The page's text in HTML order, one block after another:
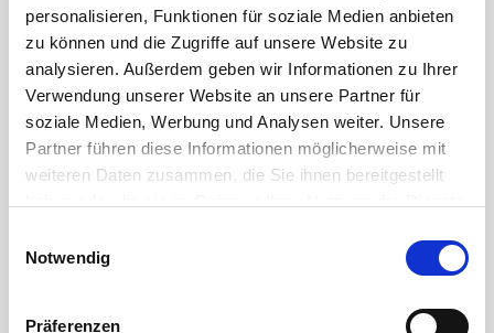
personalisieren, Funktionen für soziale Medien anbieten
zu können und die Zugriffe auf unsere Website zu
analysieren. Außerdem geben wir Informationen zu Ihrer
Verwendung unserer Website an unsere Partner für
soziale Medien, Werbung und Analysen weiter. Unsere
Partner führen diese Informationen möglicherweise mit
weiteren Daten zusammen, die Sie ihnen bereitgestellt
betätigen Sie anschließend den "OK"-Button:
Notwendig
Präferenzen
NEU Derzeit vergriffen NEU Derzeit vergriffen
1 Pflanze(n)